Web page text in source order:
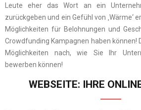
Leute eher das Wort an ein
zurückgeben und ein Gefühl von ‚Wärme‘
Möglichkeiten für Belohnungen und
Crowdfunding Kampagnen haben können!
Möglichkeiten nach, wie Sie Ihr
bewerben können!
WEBSEITE: IHRE